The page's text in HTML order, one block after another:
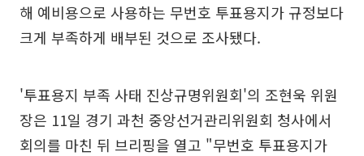
해 예비용으로 사용하는 무번호 투표용지가 규정보다
크게 부족하게 배부된 것으로 조사됐다.
'투표용지 부족 사태 진상규명위원회'의 조현욱 위원
장은 11일 경기 과천 중앙선거관리위원회 청사에서
회의를 마친 뒤 브리핑을 열고 "무번호 투표용지가